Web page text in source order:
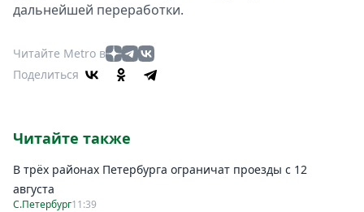
дальнейшей переработки.
Читайте Metro в
Поделиться
Читайте также
В трёх районах Петербурга ограничат проезды с 12
августа
С.Петербург11:39